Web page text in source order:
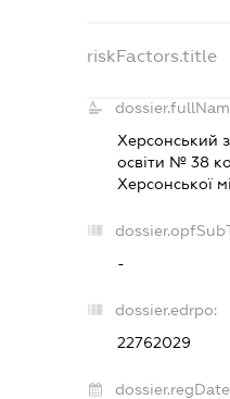
riskFactors.title
Херсонський
освіти № 38
Херсонської
-
dossier.edrpo:
22762029